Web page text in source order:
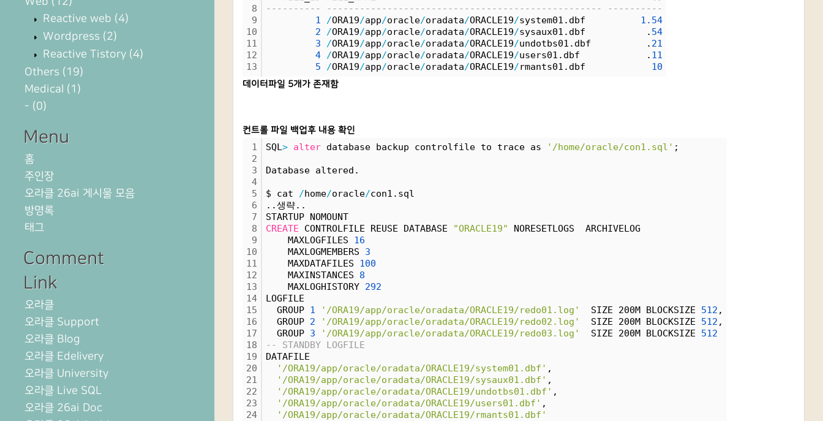
Reactive web (4)
Wordpress (2)
Reactive Tistory (4)
Others (19)
Medical (1)
- (0)
Menu
홈
주인장
오라클 26ai 게시물 모음
방명록
태그
Comment
Link
오라클
오라클 Support
오라클 Blog
오라클 Edelivery
오라클 University
오라클 Live SQL
오라클 26ai Doc
8
9
10
11
12
13
---------- -------------------------------------------------- ----------
1
/ORA19/app/oracle/oradata/ORACLE19/system01.dbf 1. 54
2
/ORA19/app/oracle/oradata/ORACLE19/sysaux01.dbf           . 54
3
/ORA19/app/oracle/oradata/ORACLE19/undotbs01.dbf          . 21
4 /ORA19/app/oracle/oradata/ORACLE19/users01.dbf            . 11
5
/ORA19/app/oracle/oradata/ORACLE19/rmants01.dbf 10
데이터파일 5개가 존재함
컨트롤 파일 백업후 내용 확인
1
2
3
4
5
6
7
8
9
10
11
12
13
14
15
16
17
18
19
20
21
22
23
24
SQL> alter database backup controlfile to trace as '/home/oracle/con1.sql' ;
Database altered.
$ cat /home/oracle/con1.sql
..생략..
STARTUP NOMOUNT
CREATE CONTROLFILE REUSE DATABASE "ORACLE19"
NORESETLOGS  ARCHIVELOG
MAXLOGFILES 16
MAXLOGMEMBERS 3
MAXDATAFILES 100
MAXINSTANCES 8
MAXLOGHISTORY 292
LOGFILE
GROUP 1 '/ORA19/app/oracle/oradata/ORACLE19/redo01.log' SIZE 200M BLOCKSIZE 512 ,
GROUP 2 '/ORA19/app/oracle/oradata/ORACLE19/redo02.log' SIZE 200M BLOCKSIZE 512 ,
GROUP 3 '/ORA19/app/oracle/oradata/ORACLE19/redo03.log' SIZE 200M BLOCKSIZE 512
-- STANDBY LOGFILE
DATAFILE
'/ORA19/app/oracle/oradata/ORACLE19/system01.dbf' ,
'/ORA19/app/oracle/oradata/ORACLE19/sysaux01.dbf' ,
'/ORA19/app/oracle/oradata/ORACLE19/undotbs01.dbf' ,
'/ORA19/app/oracle/oradata/ORACLE19/users01.dbf' ,
'/ORA19/app/oracle/oradata/ORACLE19/rmants01.dbf'